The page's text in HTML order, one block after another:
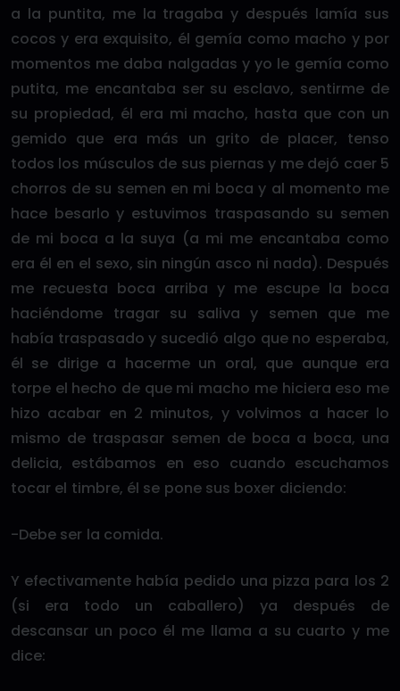
a la puntita, me la tragaba y después lamía sus
cocos y era exquisito, él gemía como macho y por
momentos me daba nalgadas y yo le gemía como
putita, me encantaba ser su esclavo, sentirme de
su propiedad, él era mi macho, hasta que con un
gemido que era más un grito de placer, tenso
todos los músculos de sus piernas y me dejó caer 5
chorros de su semen en mi boca y al momento me
hace besarlo y estuvimos traspasando su semen
de mi boca a la suya (a mi me encantaba como
era él en el sexo, sin ningún asco ni nada). Después
me recuesta boca arriba y me escupe la boca
haciéndome tragar su saliva y semen que me
había traspasado y sucedió algo que no esperaba,
él se dirige a hacerme un oral, que aunque era
torpe el hecho de que mi macho me hiciera eso me
hizo acabar en 2 minutos, y volvimos a hacer lo
mismo de traspasar semen de boca a boca, una
delicia, estábamos en eso cuando escuchamos
tocar el timbre, él se pone sus boxer diciendo:
-Debe ser la comida.
Y efectivamente había pedido una pizza para los 2
(si era todo un caballero) ya después de
descansar un poco él me llama a su cuarto y me
dice: